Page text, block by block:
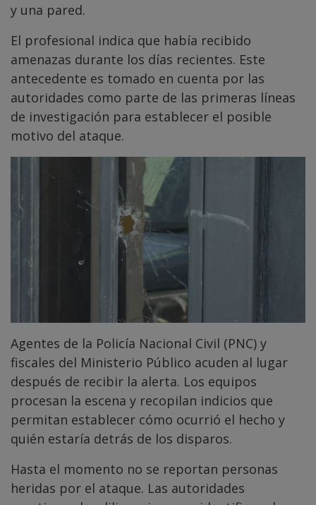
y una pared.
El profesional indica que había recibido
amenazas durante los días recientes. Este
antecedente es tomado en cuenta por las
autoridades como parte de las primeras líneas
de investigación para establecer el posible
motivo del ataque.
Agentes de la Policía Nacional Civil (PNC) y
fiscales del Ministerio Público acuden al lugar
después de recibir la alerta. Los equipos
procesan la escena y recopilan indicios que
permitan establecer cómo ocurrió el hecho y
quién estaría detrás de los disparos.
Hasta el momento no se reportan personas
heridas por el ataque. Las autoridades